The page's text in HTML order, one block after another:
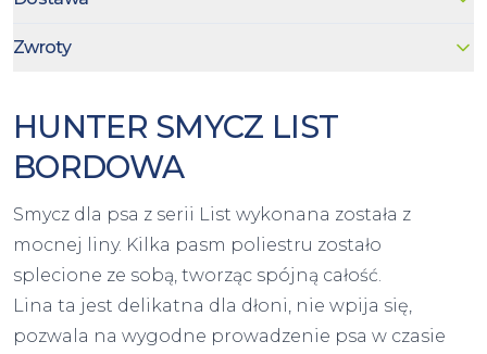
Zwroty
HUNTER SMYCZ LIST
BORDOWA
Smycz dla psa z serii List wykonana została z
mocnej liny. Kilka pasm poliestru zostało
splecione ze sobą, tworząc spójną całość.
Lina ta jest delikatna dla dłoni, nie wpija się,
pozwala na wygodne prowadzenie psa w czasie